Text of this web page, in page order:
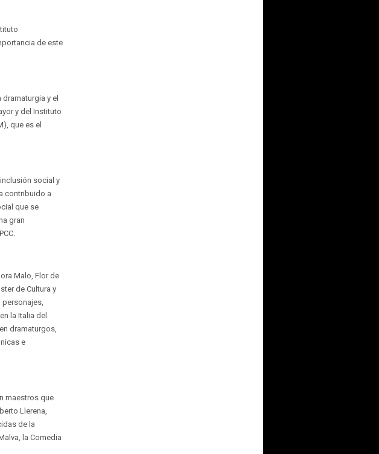
de este
y el
y del Instituto
que es el
social y
contribuido a
que se
gran
Malo, Flor de
de Cultura y
personajes,
la Italia del
dramaturgos,
e
maestros que
Llerena,
de la
la Comedia